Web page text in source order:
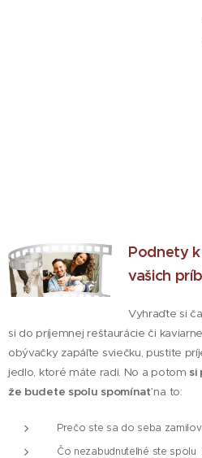
Podnety
vašich
Vyhraďte si
si do príjemnej reštaurácie či
obývačky zapáľte sviečku, pustite
jedlo, ktoré máte radi. No a potom si
že budete spolu spomínaťna to:
Prečo ste sa do seba
Čo nezabudnuteľné ste spolu